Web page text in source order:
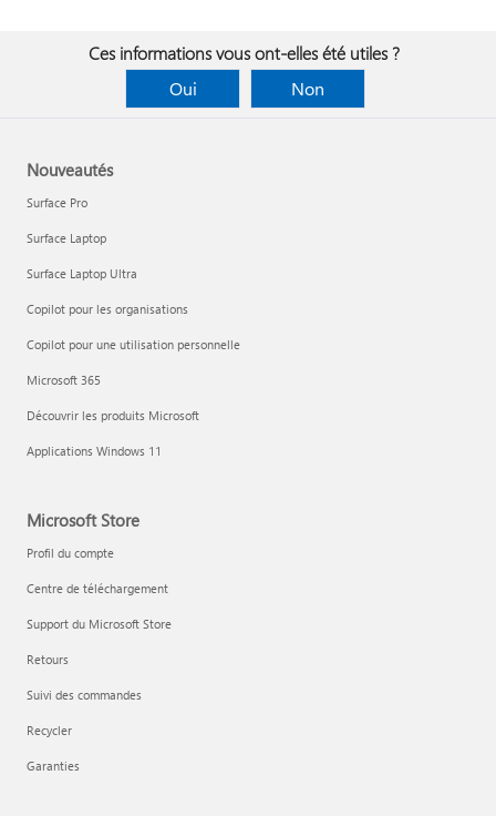
Ces informations vous ont-elles été utiles ?
Oui
Non
Nouveautés
Surface Pro
Surface Laptop
Surface Laptop Ultra
Copilot pour les organisations
Copilot pour une utilisation personnelle
Microsoft 365
Découvrir les produits Microsoft
Applications Windows 11
Microsoft Store
Profil du compte
Centre de téléchargement
Support du Microsoft Store
Retours
Suivi des commandes
Recycler
Garanties